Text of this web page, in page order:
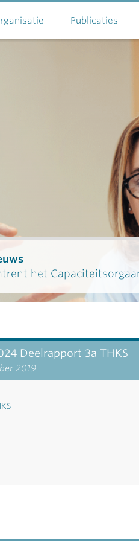
Publicaties
het
Deelrapport 3a THKS
2019